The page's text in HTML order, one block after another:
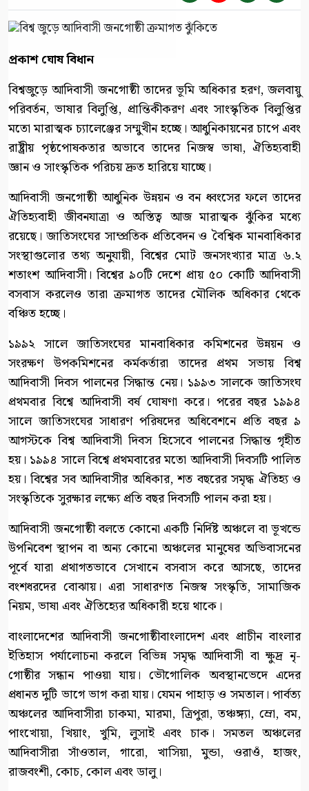
প্রকাশ ঘোষ বিধান
বিশ্বজুড়ে আদিবাসী জনগোষ্ঠী তাদের ভূমি অধিকার হরণ, জলবায়ু
পরিবর্তন, ভাষার বিলুপ্তি, প্রান্তিকীকরণ এবং সাংস্কৃতিক বিলুপ্তির
মতো মারাত্মক চ্যালেঞ্জের সম্মুখীন হচ্ছে। আধুনিকায়নের চাপে এবং
রাষ্ট্রীয় পৃষ্ঠপোষকতার অভাবে তাদের নিজস্ব ভাষা, ঐতিহ্যবাহী
জ্ঞান ও সাংস্কৃতিক পরিচয় দ্রুত হারিয়ে যাচ্ছে।
আদিবাসী জনগোষ্ঠী আধুনিক উন্নয়ন ও বন ধ্বংসের ফলে তাদের
ঐতিহ্যবাহী জীবনযাত্রা ও অস্তিত্ব আজ মারাত্মক ঝুঁকির মধ্যে
রয়েছে। জাতিসংঘের সাম্প্রতিক প্রতিবেদন ও বৈশ্বিক মানবাধিকার
সংস্থাগুলোর তথ্য অনুযায়ী, বিশ্বের মোট জনসংখ্যার মাত্র ৬.২
শতাংশ আদিবাসী। বিশ্বের ৯০টি দেশে প্রায় ৫০ কোটি আদিবাসী
বসবাস করলেও তারা ক্রমাগত তাদের মৌলিক অধিকার থেকে
বঞ্চিত হচ্ছে।
১৯৯২ সালে জাতিসংঘের মানবাধিকার কমিশনের উন্নয়ন ও
সংরক্ষণ উপকমিশনের কর্মকর্তারা তাদের প্রথম সভায় বিশ্ব
আদিবাসী দিবস পালনের সিদ্ধান্ত নেয়। ১৯৯৩ সালকে জাতিসংঘ
প্রথমবার বিশ্বে আদিবাসী বর্ষ ঘোষণা করে। পরের বছর ১৯৯৪
সালে জাতিসংঘের সাধারণ পরিষদের অধিবেশনে প্রতি বছর ৯
আগস্টকে বিশ্ব আদিবাসী দিবস হিসেবে পালনের সিদ্ধান্ত গৃহীত
হয়। ১৯৯৪ সালে বিশ্বে প্রথমবারের মতো আদিবাসী দিবসটি পালিত
হয়। বিশ্বের সব আদিবাসীর অধিকার, শত বছরের সমৃদ্ধ ঐতিহ্য ও
সংস্কৃতিকে সুরক্ষার লক্ষ্যে প্রতি বছর দিবসটি পালন করা হয়।
আদিবাসী জনগোষ্ঠী বলতে কোনো একটি নির্দিষ্ট অঞ্চলে বা ভূখন্ডে
উপনিবেশ স্থাপন বা অন্য কোনো অঞ্চলের মানুষের অভিবাসনের
পূর্বে যারা প্রথাগতভাবে সেখানে বসবাস করে আসছে, তাদের
বংশধরদের বোঝায়। এরা সাধারণত নিজস্ব সংস্কৃতি, সামাজিক
নিয়ম, ভাষা এবং ঐতিহ্যের অধিকারী হয়ে থাকে।
বাংলাদেশের আদিবাসী জনগোষ্ঠীবাংলাদেশ এবং প্রাচীন বাংলার
ইতিহাস পর্যালোচনা করলে বিভিন্ন সমৃদ্ধ আদিবাসী বা ক্ষুদ্র নৃ-
গোষ্ঠীর সন্ধান পাওয়া যায়। ভৌগোলিক অবস্থানভেদে এদের
প্রধানত দুটি ভাগে ভাগ করা যায়। যেমন পাহাড় ও সমতাল। পার্বত্য
অঞ্চলের আদিবাসীরা চাকমা, মারমা, ত্রিপুরা, তঞ্চঙ্গ্যা, ম্রো, বম,
পাংখোয়া, খিয়াং, খুমি, লুসাই এবং চাক। সমতল অঞ্চলের
আদিবাসীরা সাঁওতাল, গারো, খাসিয়া, মুন্ডা, ওরাওঁ, হাজং,
রাজবংশী, কোচ, কোল এবং ডালু।